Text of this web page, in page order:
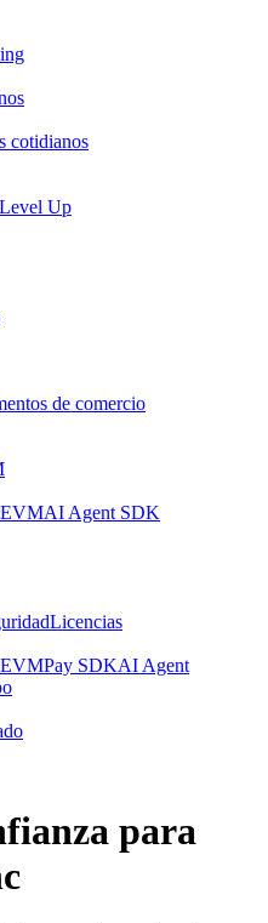
cotidianos
Level Up
de comercio
AI Agent SDK
Licencias
Pay SDKAI Agent
para